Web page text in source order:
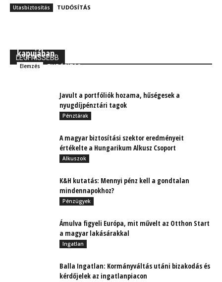
Utasbiztosítás TUDÓSÍTÁS
LEGFRISSEBB
kapujában
Elemzés TUDÓSÍTÁS
Javult a portfóliók hozama, hűségesek a
nyugdíjpénztári tagok
Pénztárak
A magyar biztosítási szektor eredményeit
értékelte a Hungarikum Alkusz Csoport
Alkuszok
K&H kutatás: Mennyi pénz kell a gondtalan
mindennapokhoz?
Pénzügyek
Ámulva figyeli Európa, mit művelt az Otthon Start
a magyar lakásárakkal
Ingatlan
Balla Ingatlan: Kormányváltás utáni bizakodás és
kérdőjelek az ingatlanpiacon